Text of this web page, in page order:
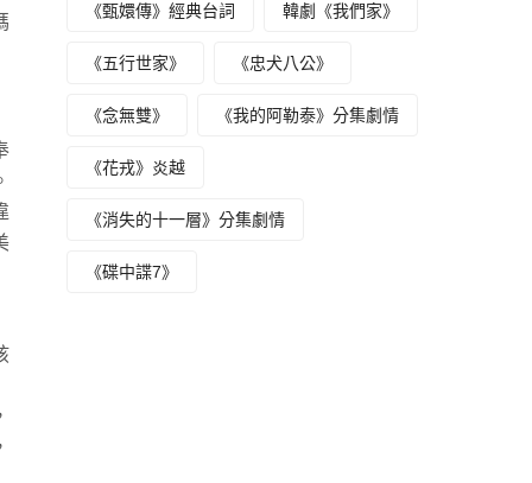
《甄嬛傳》經典台詞 韓劇《我們家》
《五行世家》 《忠犬八公》
《念無雙》 《我的阿勒泰》分集劇情
《花戎》炎越
《消失的十一層》分集劇情
《碟中諜7》